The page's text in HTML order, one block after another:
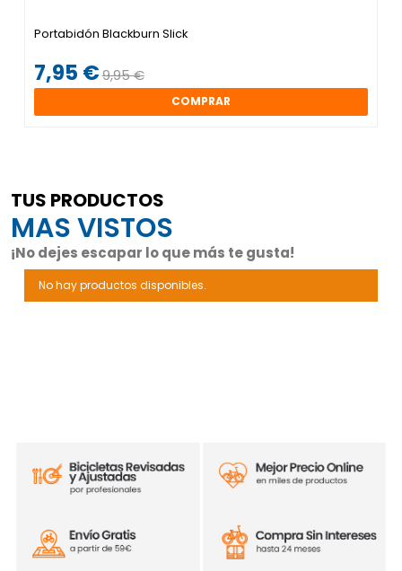
Portabidón Blackburn Slick
7,95 €9,95 €
COMPRAR
TUS PRODUCTOS
MAS VISTOS
¡No dejes escapar lo que más te gusta!
No hay productos disponibles.